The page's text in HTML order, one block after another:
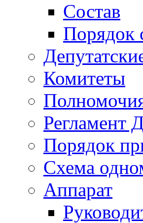
Состав
Порядок
Комитеты
Регламент
Порядок
Схема
Аппарат